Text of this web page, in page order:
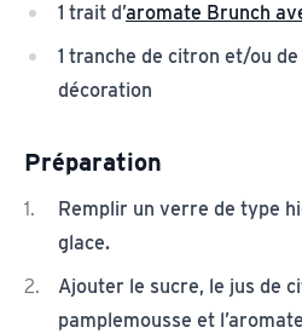
1 trait d’aromate Brunch
1 tranche de citron et/ou
décoration
Préparation
Remplir un verre de type
glace.
Ajouter le sucre, le jus de
pamplemousse et